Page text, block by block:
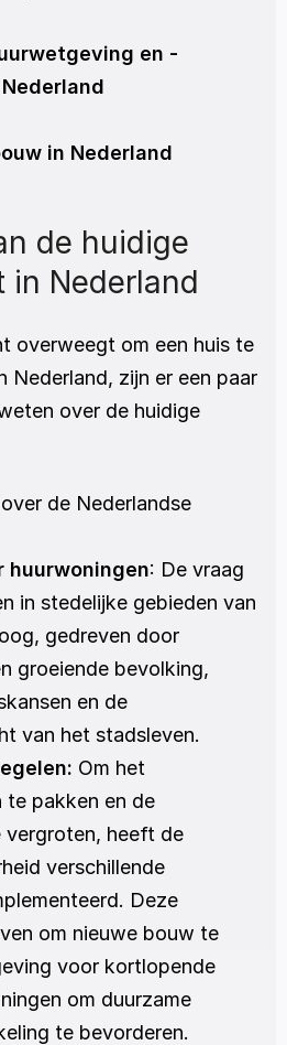
en -
in Nederland
de huidige
in Nederland
overweegt om een huis te
Nederland, zijn er een paar
over de huidige
de Nederlandse
huurwoningen: De vraag
in stedelijke gebieden van
gedreven door
groeiende bevolking,
en de
van het stadsleven.
Om het
pakken en de
vergroten, heeft de
verschillende
Deze
om nieuwe bouw te
voor kortlopende
om duurzame
te bevorderen.